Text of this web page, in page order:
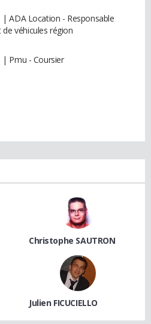
ADA Location - Responsable
véhicules région
Pmu - Coursier
Christophe SAUTRON
Julien FICUCIELLO